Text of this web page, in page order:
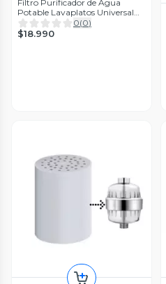
Filtro Purificador de Agua
Potable Lavaplatos Universal
M7
0(0)
$18.990